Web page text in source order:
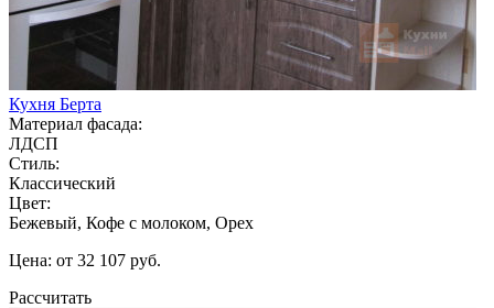
Кухня Берта
Материал фасада:
ЛДСП
Стиль:
Классический
Цвет:
Бежевый, Кофе с молоком, Орех
Цена: от 32 107 руб.
Рассчитать